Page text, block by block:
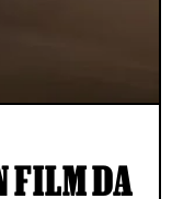
FILM DA